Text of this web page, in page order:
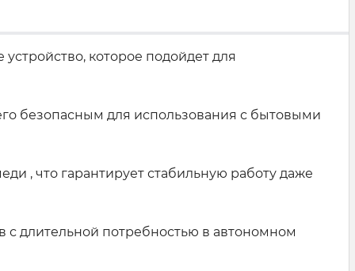
которое подойдет для
безопасным для использования с бытовыми
, что гарантирует стабильную работу даже
с длительной потребностью в автономном